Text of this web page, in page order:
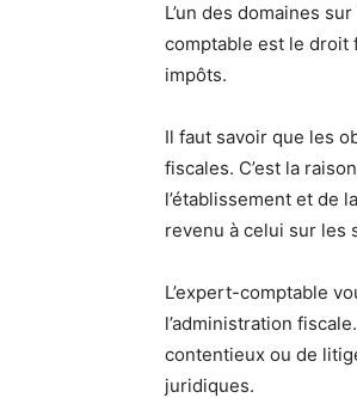
L’un des domaines
comptable est le droit
impôts.
Il faut savoir que les
fiscales. C’est la
l’établissement et de
revenu à celui sur les
L’expert-comptable
l’administration
contentieux ou de
juridiques.